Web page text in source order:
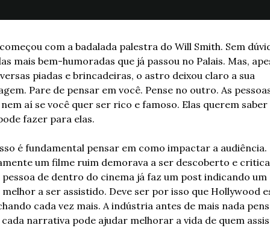
com a badalada palestra do Will Smith. Sem
mais bem-humoradas que já passou no Palais. Mas,
piadas e brincadeiras, o astro deixou claro a sua
Pare de pensar em você. Pense no outro. As
aí se você quer ser rico e famoso. Elas querem saber
fazer para elas.
é fundamental pensar em como impactar a audiência.
um filme ruim demorava a ser descoberto e
pessoa de dentro do cinema já faz um post indicando
a ser assistido. Deve ser por isso que Hollywood
cada vez mais. A indústria antes de mais nada
narrativa pode ajudar melhorar a vida de quem